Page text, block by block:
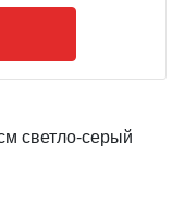
светло-серый